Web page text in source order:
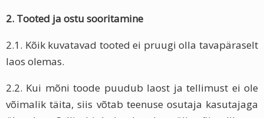
2. Tooted ja ostu sooritamine
2.1. Kõik kuvatavad tooted ei pruugi olla tavapäraselt
laos olemas.
2.2. Kui mõni toode puudub laost ja tellimust ei ole
võimalik täita, siis võtab teenuse osutaja kasutajaga